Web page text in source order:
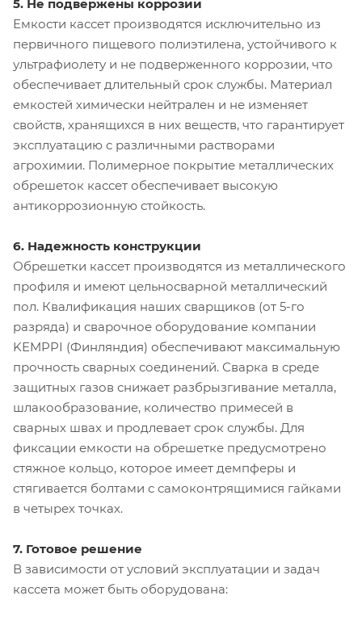
5. Не подвержены коррозии
Емкости кассет производятся исключительно из
первичного пищевого полиэтилена, устойчивого к
ультрафиолету и не подверженного коррозии, что
обеспечивает длительный срок службы. Материал
емкостей химически нейтрален и не изменяет
свойств, хранящихся в них веществ, что гарантирует
эксплуатацию с различными растворами
агрохимии. Полимерное покрытие металлических
обрешеток кассет обеспечивает высокую
антикоррозионную стойкость.
6. Надежность конструкции
Обрешетки кассет производятся из металлического
профиля и имеют цельносварной металлический
пол. Квалификация наших сварщиков (от 5-го
разряда) и сварочное оборудование компании
KEMPPI (Финляндия) обеспечивают максимальную
прочность сварных соединений. Сварка в среде
защитных газов снижает разбрызгивание металла,
шлакообразование, количество примесей в
сварных швах и продлевает срок службы. Для
фиксации емкости на обрешетке предусмотрено
стяжное кольцо, которое имеет демпферы и
стягивается болтами с самоконтрящимися гайками
в четырех точках.
7. Готовое решение
В зависимости от условий эксплуатации и задач
кассета может быть оборудована: